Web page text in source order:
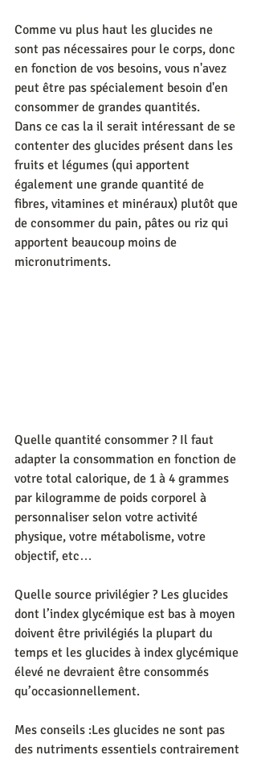
Comme vu plus haut les glucides ne
sont pas nécessaires pour le corps, donc
en fonction de vos besoins, vous n'avez
peut être pas spécialement besoin d'en
consommer de grandes quantités.
Dans ce cas la il serait intéressant de se
contenter des glucides présent dans les
fruits et légumes (qui apportent
également une grande quantité de
fibres, vitamines et minéraux) plutôt que
de consommer du pain, pâtes ou riz qui
apportent beaucoup moins de
micronutriments.
Quelle quantité consommer ? Il faut
adapter la consommation en fonction de
votre total calorique, de 1 à 4 grammes
par kilogramme de poids corporel à
personnaliser selon votre activité
physique, votre métabolisme, votre
objectif, etc…
Quelle source privilégier ? Les glucides
dont l’index glycémique est bas à moyen
doivent être privilégiés la plupart du
temps et les glucides à index glycémique
élevé ne devraient être consommés
qu’occasionnellement.
Mes conseils :Les glucides ne sont pas
des nutriments essentiels contrairement